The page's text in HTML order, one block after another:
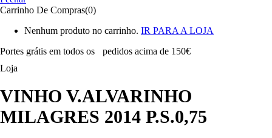
Carrinho De Compras(0)
Nenhum produto no carrinho. IR PARA A LOJA
Portes grátis em todos os
pedidos acima de 150€
Loja
VINHO V.ALVARINHO
MILAGRES 2014 P.S.0,75